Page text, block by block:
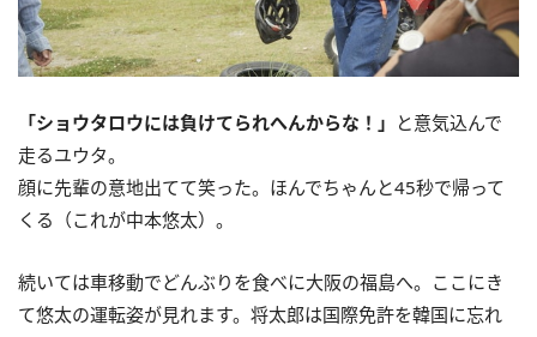
「ショウタロウには負けてられへんからな！」 と意気込んで
走るユウタ。
顔に先輩の意地出てて笑った。ほんでちゃんと45秒で帰って
くる（これが中本悠太）。
続いては車移動でどんぶりを食べに大阪の福島へ。ここにき
て悠太の運転姿が見れます。将太郎は国際免許を韓国に忘れ